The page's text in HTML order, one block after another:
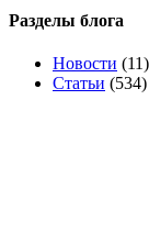
Разделы блога
Новости (11)
Статьи (534)